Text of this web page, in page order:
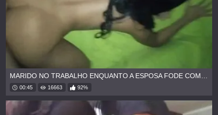
00:45 16663 92%